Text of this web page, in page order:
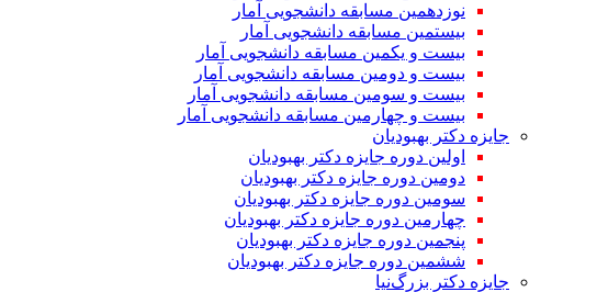
نوزدهمین مسابقه دانشجویی آمار
بیستمین مسابقه دانشجویی آمار
بیست و یکمین مسابقه دانشجویی آمار
بیست و دومین مسابقه دانشجویی آمار
بیست و سومین مسابقه دانشجویی آمار
بیست و چهارمین مسابقه دانشجویی آمار
جایزه دکتر بهبودیان
اولین دوره جایزه دکتر بهبودیان
دومین دوره جایزه دکتر بهبودیان
سومین دوره جایزه دکتر بهبودیان
چهارمین دوره جایزه دکتر بهبودیان
پنجمین دوره جایزه دکتر بهبودیان
ششمین دوره جایزه دکتر بهبودیان
جایزه دکتر بزرگ‌نیا